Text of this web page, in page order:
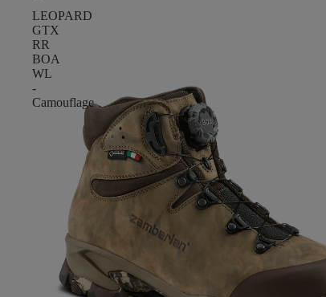
LEOPARD
GTX
RR
BOA
WL
-
Camouflage